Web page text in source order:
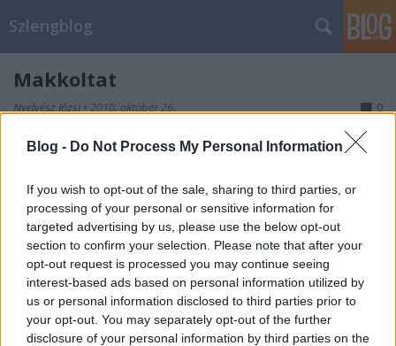
Blog - Do Not Process My Personal Information
If you wish to opt-out of the sale, sharing to third parties, or
processing of your personal or sensitive information for
targeted advertising by us, please use the below opt-out
section to confirm your selection. Please note that after your
opt-out request is processed you may continue seeing
interest-based ads based on personal information utilized by
us or personal information disclosed to third parties prior to
your opt-out. You may separately opt-out of the further
disclosure of your personal information by third parties on the
Szlengblog
Makkoltat
Nyelvész Józsi • 2010. október 26. 0
(Férfi) a partnerével (rendszerint érzelmi kötődés
végeztet, közösül. Hallom, a Pazgyera Gazsi lányát
az a kispályás Kremmer Peti makkoltatja Egomból.
Dehogynem vágod, Astrája van, a Tatárnál nyomja.
Kemény, bazmeg. Nem…
Szambázik
Nyelvész Józsi•2010. október 22.